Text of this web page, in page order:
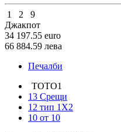
1 2
9
Джакпот
34 197.55 euro
66 884.59 лева
Печалби
ТОТО1
13 Срещи
12 тип 1X2
10 от 10